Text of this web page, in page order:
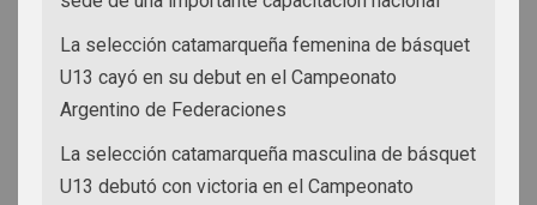
La selección catamarqueña femenina de básquet
U13 cayó en su debut en el Campeonato
Argentino de Federaciones
La selección catamarqueña masculina de básquet
U13 debutó con victoria en el Campeonato